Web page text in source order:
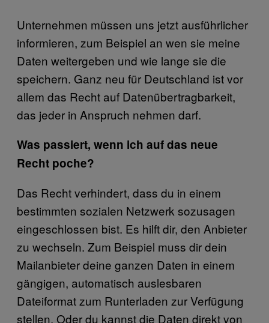
Unternehmen müssen uns jetzt ausführlicher
informieren, zum Beispiel an wen sie meine
Daten weitergeben und wie lange sie die
speichern. Ganz neu für Deutschland ist vor
allem das Recht auf Datenübertragbarkeit,
das jeder in Anspruch nehmen darf.
Was passiert, wenn ich auf das neue
Recht poche?
Das Recht verhindert, dass du in einem
bestimmten sozialen Netzwerk sozusagen
eingeschlossen bist. Es hilft dir, den Anbieter
zu wechseln. Zum Beispiel muss dir dein
Mailanbieter deine ganzen Daten in einem
gängigen, automatisch auslesbaren
Dateiformat zum Runterladen zur Verfügung
stellen. Oder du kannst die Daten direkt von